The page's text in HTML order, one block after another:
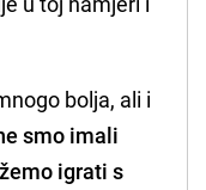
bolja, ali i
smo imali
igrati s